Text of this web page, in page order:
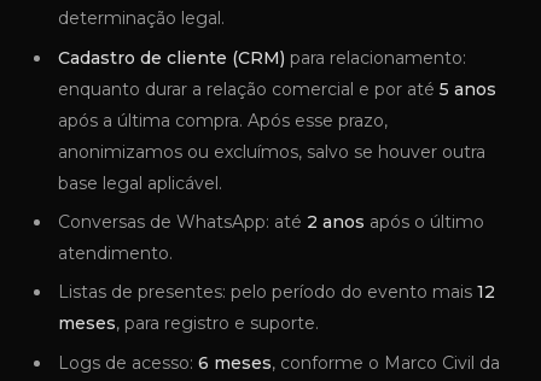
determinação legal.
Cadastro de cliente (CRM) para relacionamento:
enquanto durar a relação comercial e por até 5 anos
após a última compra. Após esse prazo,
anonimizamos ou excluímos, salvo se houver outra
base legal aplicável.
Conversas de WhatsApp: até 2 anos após o último
atendimento.
Listas de presentes: pelo período do evento mais 12
meses, para registro e suporte.
Logs de acesso: 6 meses, conforme o Marco Civil da